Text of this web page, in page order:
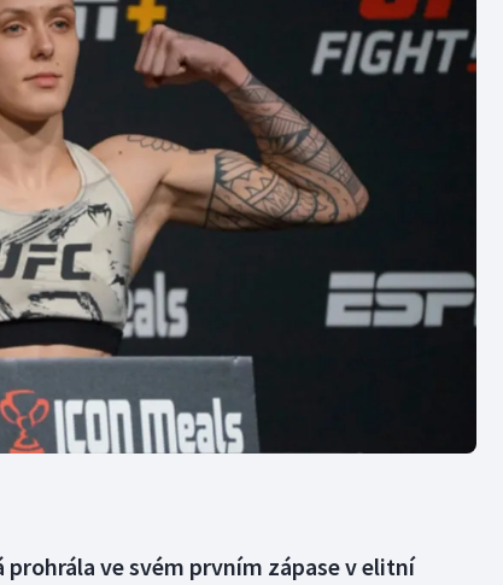
Moderní pětiboj
Motorsport
Parasport
Plavání
Plážový volejbal
Triatlon
Veslování
Volejbal
prohrála ve svém prvním zápase v elitní